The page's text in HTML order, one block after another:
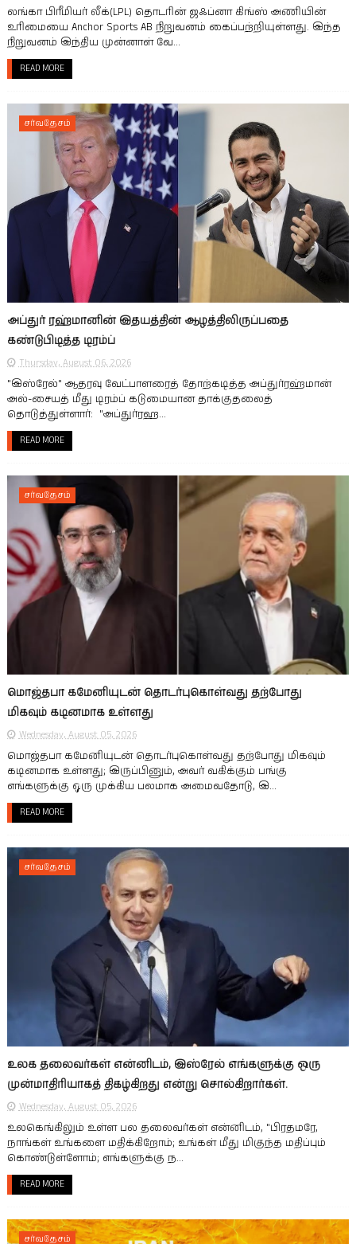
லங்கா பிரீமியர் லீக்(LPL) தொடரின் ஜஃப்னா கிங்ஸ் அணியின்
உரிமையை Anchor Sports AB நிறுவனம் கைப்பற்றியுள்ளது. இந்த
நிறுவனம் இந்திய முன்னாள் வே...
READ MORE
சர்வதேசம்
அப்துர் ரஹ்மானின் இதயத்தின் ஆழத்திலிருப்பதை
கண்டுபிடித்த டிரம்ப்
Thursday, August 06, 2026
"இஸ்ரேல்" ஆதரவு வேட்பாளரைத் தோற்கடித்த அப்துர்ரஹ்மான்
அல்-சையத் மீது டிரம்ப் கடுமையான தாக்குதலைத்
தொடுத்துள்ளார்: "அப்துர்ரஹ...
READ MORE
சர்வதேசம்
மொஜ்தபா கமேனியுடன் தொடர்புகொள்வது தற்போது
மிகவும் கடினமாக உள்ளது
Wednesday, August 05, 2026
மொஜ்தபா கமேனியுடன் தொடர்புகொள்வது தற்போது மிகவும்
கடினமாக உள்ளது; இருப்பினும், அவர் வகிக்கும் பங்கு
எங்களுக்கு ஒரு முக்கிய பலமாக அமைவதோடு, இ...
READ MORE
சர்வதேசம்
உலக தலைவர்கள் என்னிடம், இஸ்ரேல் எங்களுக்கு ஒரு
முன்மாதிரியாகத் திகழ்கிறது என்று சொல்கிறார்கள்.
Wednesday, August 05, 2026
உலகெங்கிலும் உள்ள பல தலைவர்கள் என்னிடம், "பிரதமரே,
நாங்கள் உங்களை மதிக்கிறோம்; உங்கள் மீது மிகுந்த மதிப்பும்
கொண்டுள்ளோம்; எங்களுக்கு ந...
READ MORE
சர்வதேசம்